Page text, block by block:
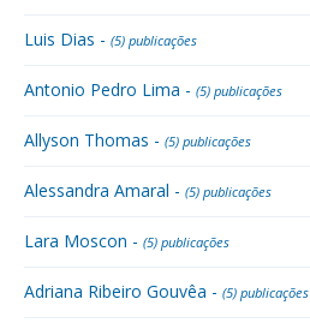
Luis Dias - (5) publicações
Antonio Pedro Lima - (5) publicações
Allyson Thomas - (5) publicações
Alessandra Amaral - (5) publicações
Lara Moscon - (5) publicações
Adriana Ribeiro Gouvêa - (5) publicações